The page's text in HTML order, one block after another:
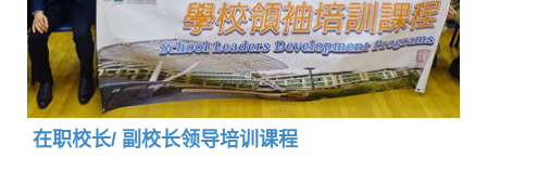
在职校长/ 副校长领导培训课程